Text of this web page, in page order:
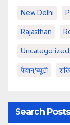
New Delhi
Rajasthan
Uncategorized
फैशन/ब्यूटी
Search Posts